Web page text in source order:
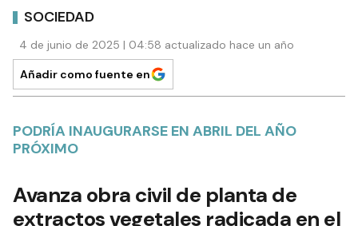
SOCIEDAD
4 de junio de 2025 | 04:58 actualizado hace un año
Añadir como fuente en
PODRÍA INAUGURARSE EN ABRIL DEL AÑO
PRÓXIMO
Avanza obra civil de planta de
extractos vegetales radicada en el